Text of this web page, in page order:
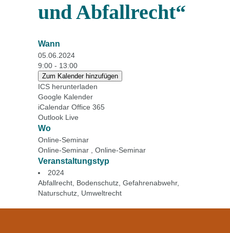
und Abfallrecht“
Wann
05.06.2024
9:00 - 13:00
Zum Kalender hinzufügen
ICS herunterladen
Google Kalender
iCalendar Office 365
Outlook Live
Wo
Online-Seminar
Online-Seminar , Online-Seminar
Veranstaltungstyp
2024
Abfallrecht Bodenschutz Gefahrenabwehr,
Naturschutz Umweltrecht